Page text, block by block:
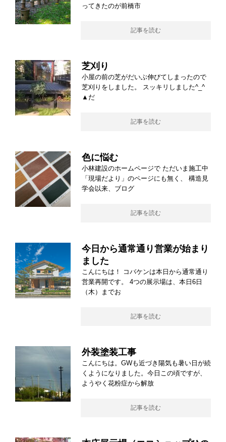
ってきたのが前橋市
記事を読む
芝刈り
小屋の前の芝がだいぶ伸びてしまったので
芝刈りをしました。 スッキリしました^_^
▲だ
記事を読む
色に悩む
小林建設のホームページで ただいま施工中
「現場だより」のページにも無く、 構造見
学会以来、ブログ
記事を読む
今日から通常通り営業が始まり
ました
こんにちは！ コバケンは本日から通常通り
営業再開です。 4つの展示場は、本日6日
（木）までお
記事を読む
外装塗装工事
こんにちは。GWも近づき陽気も暑い日が続
くようになりました。今日この頃ですが、
ようやく花粉症から解放
記事を読む